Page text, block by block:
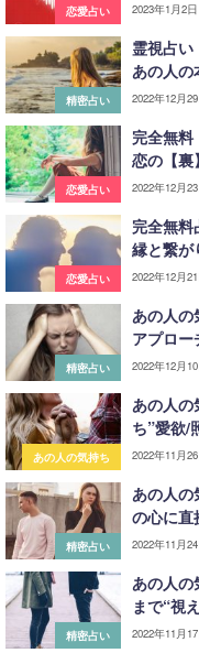
恋愛占い 2023年1月2日
精密占い
霊視占
あの人の
2022年12月
恋愛占い
完全無
恋の【裏
2022年12月
恋愛占い
完全無
縁と繋が
2022年12月
精密占い
あの人の
アプロ
2022年12月
あの人の気持ち
あの人の
ち”愛欲/
2022年11月
精密占い
あの人の
の心に直
2022年11月
精密占い
あの人
まで“視
2022年11月